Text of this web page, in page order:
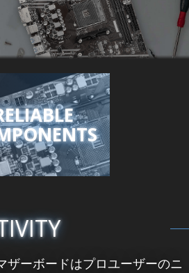
ザーボードはプロユーザーのニ